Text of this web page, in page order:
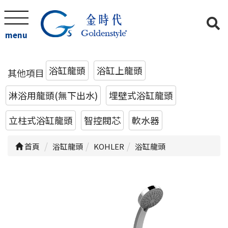
menu
其他項目 浴缸龍頭
浴缸上龍頭
淋浴用龍頭(無下出水)
埋壁式浴缸龍頭
立柱式浴缸龍頭
智控閥芯 軟水器
首頁 浴缸龍頭 KOHLER 浴缸龍頭